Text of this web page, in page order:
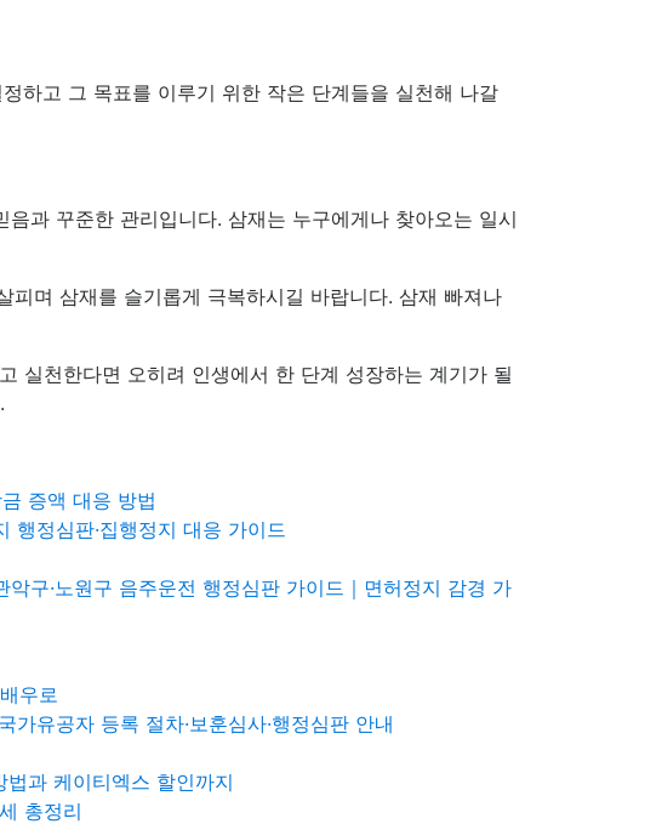
하고 그 목표를 이루기 위한 작은 단계들을 실천해 나갈
과 꾸준한 관리입니다. 삼재는 누구에게나 찾아오는 일시
며 삼재를 슬기롭게 극복하시길 바랍니다. 삼재 빠져나
실천한다면 오히려 인생에서 한 단계 성장하는 계기가 될
증액 대응 방법
행정심판·집행정지 대응 가이드
악구·노원구 음주운전 행정심판 가이드｜면허정지 감경 가
우로
가유공자 등록 절차·보훈심사·행정심판 안내
법과 케이티엑스 할인까지
총정리